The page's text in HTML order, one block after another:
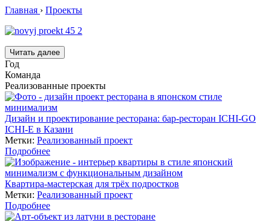
Главная › Проекты
Читать далее
Год
Команда
Реализованные проекты
Дизайн и проектирование ресторана: бар-ресторан ICHI-GO
ICHI-E в Казани
Метки: Реализованный проект
Подробнее
Квартира-мастерская для трёх подростков
Метки: Реализованный проект
Подробнее